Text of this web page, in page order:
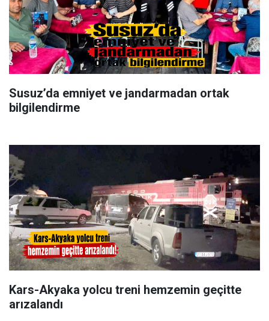
Susuz’da emniyet ve jandarmadan ortak
bilgilendirme
Kars-Akyaka yolcu treni hemzemin geçitte
arızalandı